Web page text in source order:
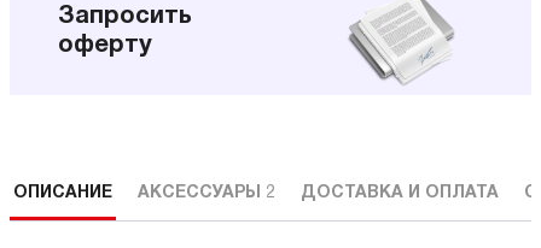
Запросить
оферту
ОПИСАНИЕ АКСЕССУАРЫ 2 ДОСТАВКА И ОПЛАТА